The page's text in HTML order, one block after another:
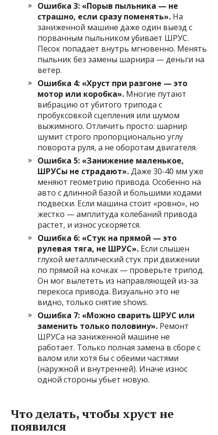
Ошибка 3: «Порыв пыльника — не
страшно, если сразу поменять». На
заниженной машине даже один выезд с
порванным пыльником убивает ШРУС.
Песок попадает внутрь мгновенно. Менять
пыльник без замены шарнира — деньги на
ветер.
Ошибка 4: «Хруст при разгоне — это
мотор или коробка». Многие путают
вибрацию от убитого трипода с
пробуксовкой сцепления или шумом
выжимного. Отличить просто: шарнир
шумит строго пропорционально углу
поворота руля, а не оборотам двигателя.
Ошибка 5: «Занижение маленькое,
ШРУСы не страдают».Даже 30-40 мм уже
меняют геометрию привода. Особенно на
авто с длинной базой и большими ходами
подвески. Если машина стоит «ровно», но
жестко — амплитуда колебаний привода
растет, и износ ускоряется.
Ошибка 6: «Стук на прямой — это
рулевая тяга, не ШРУС». Если слышен
глухой металлический стук при движении
по прямой на кочках — проверьте трипод.
Он мог вылететь из направляющей из-за
перекоса привода. Визуально это не
видно, только снятие shows.
Ошибка 7: «Можно сварить ШРУС или
заменить только половину». Ремонт
ШРУСа на заниженной машине не
работает. Только полная замена в сборе с
валом или хотя бы с обеими частями
(наружной и внутренней). Иначе износ
одной стороны убьет новую.
Что делать, чтобы хруст не
появился